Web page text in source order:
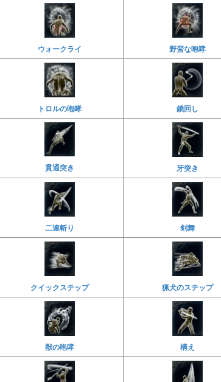
ウォークライ 野蛮な咆哮
トロルの咆哮 鎖回し
貫通突き 牙突き
二連斬り 剣舞
クイックステップ 猟犬のステップ
獣の咆哮 構え